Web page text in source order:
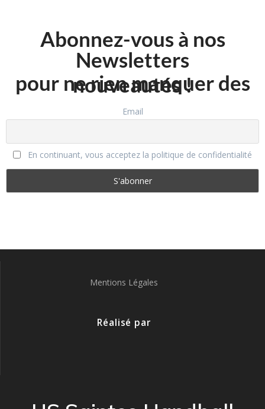
Abonnez-vous à nos
Newsletters
pour ne rien manquer des
nouveautés !
Email
En continuant, vous acceptez la politique de confidentialité
Mentions Légales
Réalisé par